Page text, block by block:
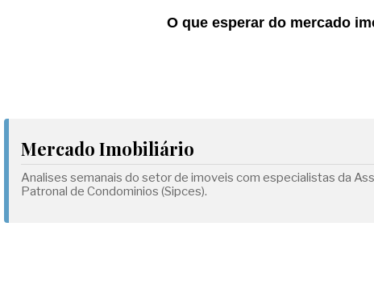
O que esperar do mercado
Mercado Imobiliário
Analises semanais do setor de imoveis com especialistas da
Patronal de Condominios (Sipces).